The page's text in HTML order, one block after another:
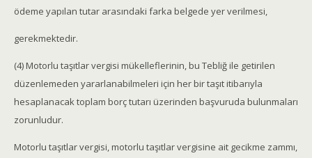
ödeme yapılan tutar arasındaki farka belgede yer verilmesi,
gerekmektedir.
(4) Motorlu taşıtlar vergisi mükelleflerinin, bu Tebliğ ile getirilen
düzenlemeden yararlanabilmeleri için her bir taşıt itibarıyla
hesaplanacak toplam borç tutarı üzerinden başvuruda bulunmaları
zorunludur.
Motorlu taşıtlar vergisi, motorlu taşıtlar vergisine ait gecikme zammı,